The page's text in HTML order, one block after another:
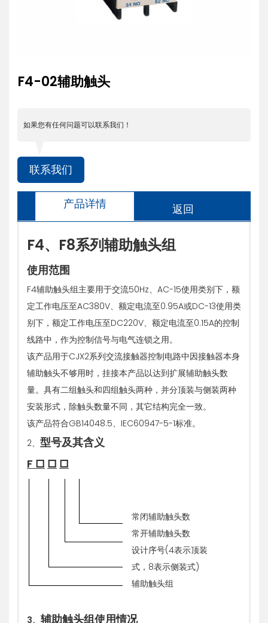
F4-02辅助触头
如果您有任何问题可以联系我们！
联系我们
产品详情 返回
F4、 F8系列辅助触头组
使用范围
F4辅助触头组主要用于交流50Hz、AC-15使用类别下，额
定工作电压至AC380V、额定电流至0.95A或DC-13使用类
别下，额定工作电压至DC220V、额定电流至0.15A的控制
线路中，作为控制信号与电气连锁之用。
该产品用于CJX2系列交流接触器控制电路中因接触器本身
辅助触头不够用时，挂接本产品以达到扩展辅助触头数
量。具有二组触头和四组触头两种，并分顶装与侧装两种
安装形式，除触头数量不同，其它结构完全一致。
该产品符合GB14048.5、IEC60947-5-1标准。
2、 型号及其含义
F □ □ □
常闭辅助触头数
常开辅助触头数
设计序号(4表示顶装
式，8表示侧装式)
辅助触头组
3、 辅助触头组使用情况